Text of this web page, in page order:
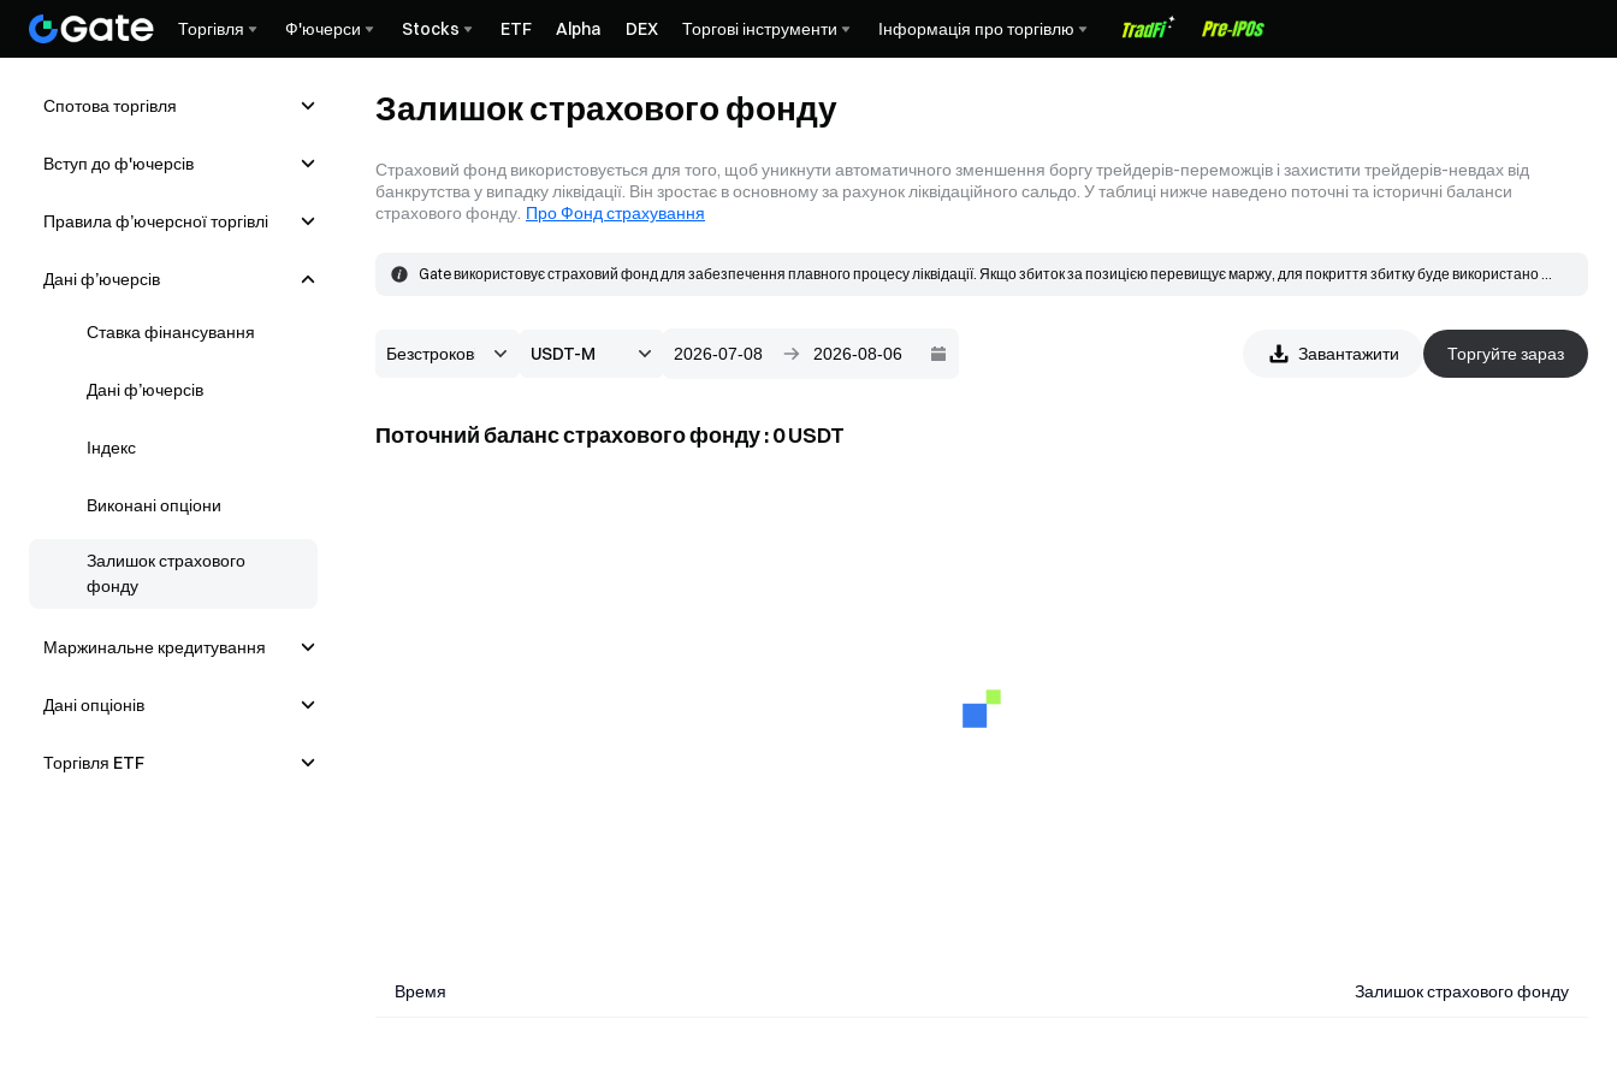
Торгівля Ф'ючерси Stocks ETF Alpha DEX Торгові інструменти Інформація про торгівлю
Спотова торгівля
Вступ до ф'ючерсів
Правила ф’ючерсної торгівлі
Дані ф’ючерсів
Ставка фінансування
Дані ф’ючерсів
Індекс
Виконані опціони
Залишок страхового
фонду
Маржинальне кредитування
Дані опціонів
Торгівля ETF
Залишок страхового фонду
Страховий фонд використовується для того, щоб уникнути автоматичного зменшення боргу трейдерів-переможців і захистити трейдерів-невдах від
банкрутства у випадку ліквідації. Він зростає в основному за рахунок ліквідаційного сальдо. У таблиці нижче наведено поточні та історичні баланси
страхового фонду. Про Фонд страхування
Gate використовує страховий фонд для забезпечення плавного процесу ліквідації. Якщо збиток за позицією перевищує маржу, для покриття збитку буде використано
Завантажити Торгуйте зараз
Поточний баланс страхового фонду:0USDT
Время Залишок страхового фонду